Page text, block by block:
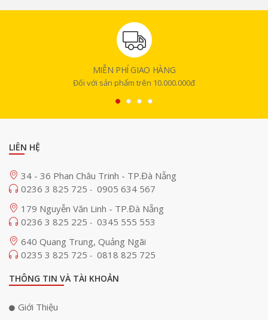
MIỄN PHÍ GIAO HÀNG
Đối với sản phẩm trên 10.000.000đ
LIÊN HỆ
34 - 36 Phan Châu Trinh - TP.Đà Nẵng
0236 3 825 725 - 0905 634 567
179 Nguyễn Văn Linh - TP.Đà Nẵng
0236 3 825 225 - 0345 555 553
640 Quang Trung, Quảng Ngãi
0235 3 825 725 - 0818 825 725
THÔNG TIN VÀ TÀI KHOẢN
Giới Thiệu